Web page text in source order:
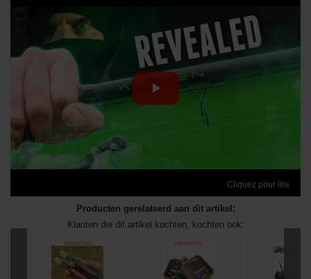
Cliquez pour lire
Producten gerelateerd aan dit artikel:
Klanten die dit artikel kochten, kochten ook: